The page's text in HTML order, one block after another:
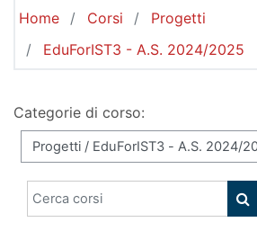
Home Corsi
Progetti
EduForIST3 - A.S. 2024/2025
Categorie di corso:
Cerca corsi